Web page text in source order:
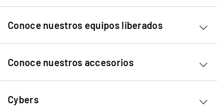
Apple iPhone 13 Mini
Apple iPhone 13
Apple iPhone 13 Pro
Internet Hogar
Fibra Óptica
Conoce nuestros equipos liberados
Ver equipos liberados
Conoce nuestros accesorios
Accesorios
Audífonos
Cybers